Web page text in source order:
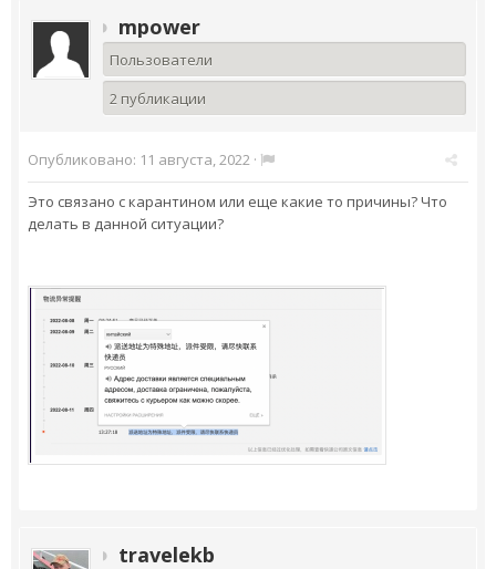
mpower
Пользователи
2 публикации
Опубликовано: 11 августа, 2022 ·
Это связано с карантином или еще какие то причины? Что
делать в данной ситуации?
travelekb